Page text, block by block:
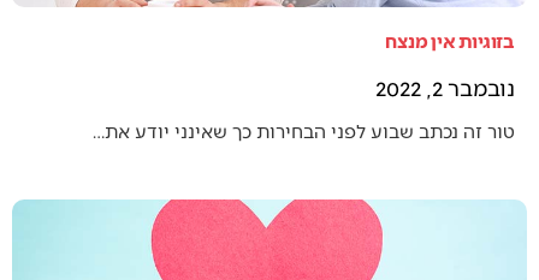
בזוגיות אין מנצח
נובמבר 2, 2022
טור זה נכתב שבוע לפני הבחירות כך שאינני יודע את…